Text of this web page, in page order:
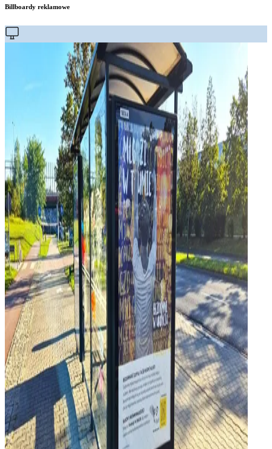
Billboardy reklamowe